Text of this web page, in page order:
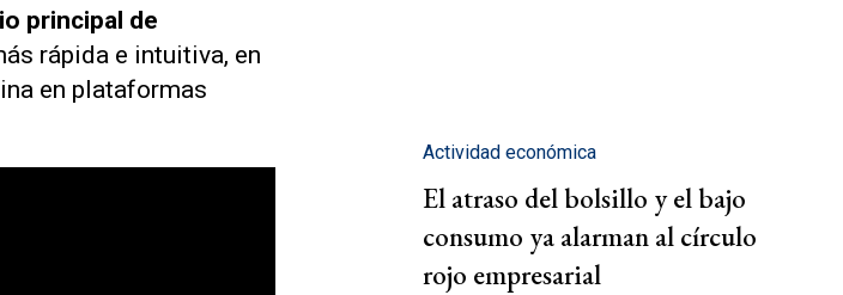
principal de
rápida e intuitiva, en
en plataformas
Actividad económica
El atraso del bolsillo y el bajo
consumo ya alarman al círculo
rojo empresarial